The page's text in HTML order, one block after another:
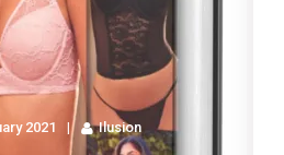
2021 Ilusion